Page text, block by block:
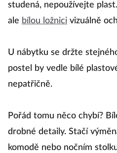
studená, nepoužívejte
ale bílou ložnici vizuálně
U nábytku se držte
postel by vedle bílé
nepatřičně.
Pořád tomu něco chybí?
drobné detaily. Stačí
komodě nebo nočním